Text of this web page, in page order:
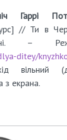
Гаррі
// Ти в
–
ditey/
вільний
з екрана.